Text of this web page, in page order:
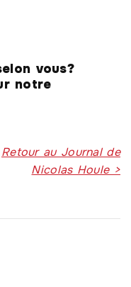
vous?
notre
Retour au Journal de
Nicolas Houle >